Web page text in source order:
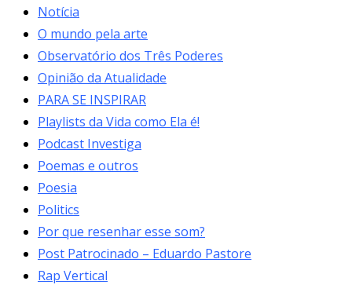
Notícia
O mundo pela arte
Observatório dos Três Poderes
Opinião da Atualidade
PARA SE INSPIRAR
Playlists da Vida como Ela é!
Podcast Investiga
Poemas e outros
Poesia
Politics
Por que resenhar esse som?
Post Patrocinado – Eduardo Pastore
Rap Vertical